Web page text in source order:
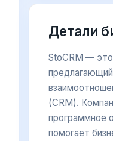
Детали
StoCRM —
(CRM).
программное
помогает